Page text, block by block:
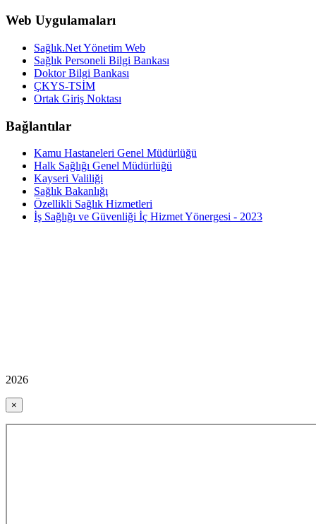
Web Uygulamaları
Sağlık.Net Yönetim Web
Sağlık Personeli Bilgi Bankası
Doktor Bilgi Bankası
ÇKYS-TSİM
Ortak Giriş Noktası
Bağlantılar
Kamu Hastaneleri Genel Müdürlüğü
Halk Sağlığı Genel Müdürlüğü
Kayseri Valiliği
Sağlık Bakanlığı
Özellikli Sağlık Hizmetleri
İş Sağlığı ve Güvenliği İç Hizmet Yönergesi - 2023
2026
×